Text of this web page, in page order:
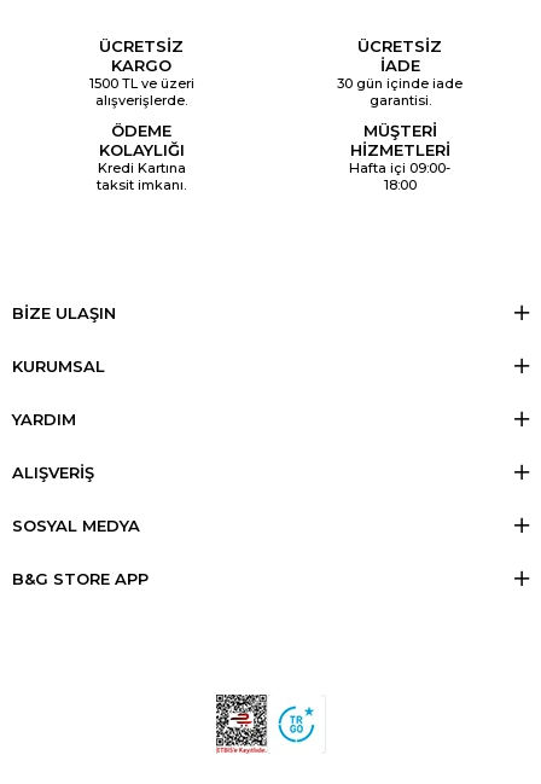
ÜCRETSİZ
KARGO
1500 TL ve üzeri
alışverişlerde.
ÜCRETSİZ
İADE
30 gün içinde iade
garantisi.
ÖDEME
KOLAYLIĞI
Kredi Kartına
taksit imkanı.
MÜŞTERİ
HİZMETLERİ
Hafta içi 09:00-
18:00
BİZE ULAŞIN
KURUMSAL
YARDIM
ALIŞVERİŞ
SOSYAL MEDYA
B&G STORE APP